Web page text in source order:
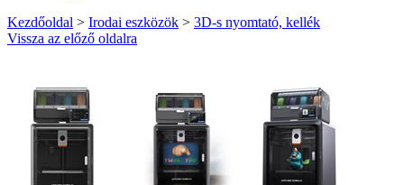
Kezdőoldal > Irodai eszközök > 3D-s nyomtató, kellék
Vissza az előző oldalra